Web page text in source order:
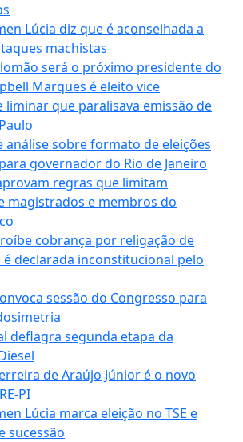
Lúcia diz que é aconselhada a
machistas
será o próximo presidente do
Marques é eleito vice
liminar que paralisava emissão de
análise sobre formato de eleições
governador do Rio de Janeiro
regras que limitam
magistrados e membros do
cobrança por religação de
declarada inconstitucional pelo
sessão do Congresso para
deflagra segunda etapa da
de Araújo Júnior é o novo
PI
Lúcia marca eleição no TSE e
sucessão